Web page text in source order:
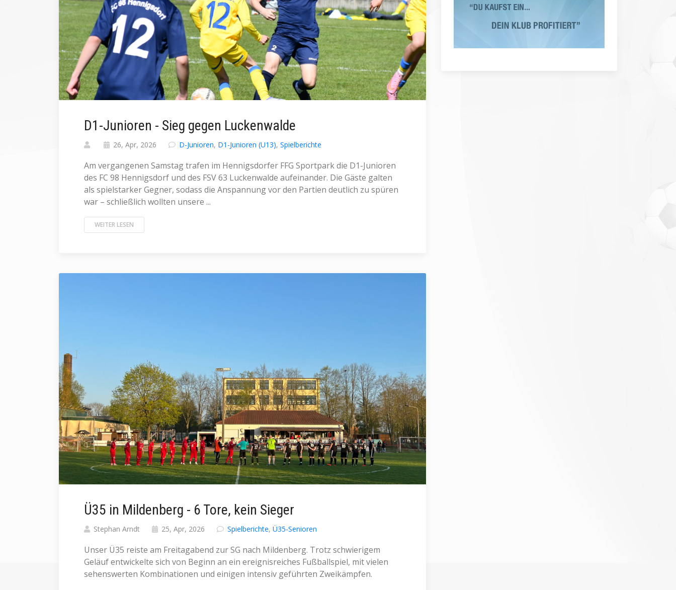
D1-Junioren - Sieg gegen Luckenwalde
26, Apr, 2026 D-Junioren, D1-Junioren (U13), Spielberichte
Am vergangenen Samstag trafen im Hennigsdorfer FFG Sportpark die D1-Junioren
des FC 98 Hennigsdorf und des FSV 63 Luckenwalde aufeinander. Die Gäste galten
als spielstarker Gegner, sodass die Anspannung vor den Partien deutlich zu spüren
war – schließlich wollten unsere ...
WEITER LESEN
Ü35 in Mildenberg - 6 Tore, kein Sieger
Stephan Arndt 25, Apr, 2026 Spielberichte, Ü35-Senioren
Unser Ü35 reiste am Freitagabend zur SG nach Mildenberg. Trotz schwierigem
Geläuf entwickelte sich von Beginn an ein ereignisreiches Fußballspiel, mit vielen
sehenswerten Kombinationen und einigen intensiv geführten Zweikämpfen.